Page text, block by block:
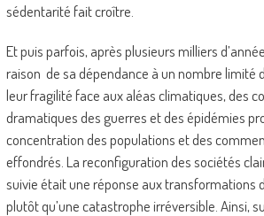
sédentarité fait croître.
Et puis parfois, après plusieurs milliers
raison de sa dépendance à un nombre limité
leur fragilité face aux aléas climatiques, des
dramatiques des guerres et des épidémies
concentration des populations et des
effondrés. La reconfiguration des sociétés
suivie était une réponse aux transformations
plutôt qu’une catastrophe irréversible. Ainsi,